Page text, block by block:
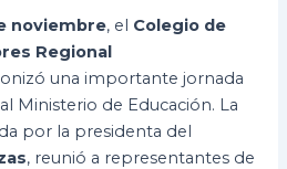
noviembre, el Colegio de
Regional
una importante jornada
Ministerio de Educación. La
por la presidenta del
, reunió a representantes de